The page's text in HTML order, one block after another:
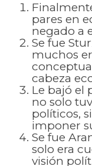
pares en
negado a
Se fue
muchos
cabeza
Le bajó el
no solo
políticos,
imponer
Se fue
solo era
visión